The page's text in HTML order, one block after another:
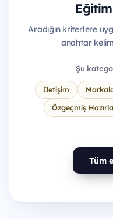
Aradığın kriterlere
anahtar
Şu
İletişim
Özgeçmiş
Tüm